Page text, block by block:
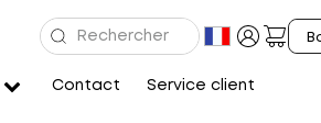
Contact Service client